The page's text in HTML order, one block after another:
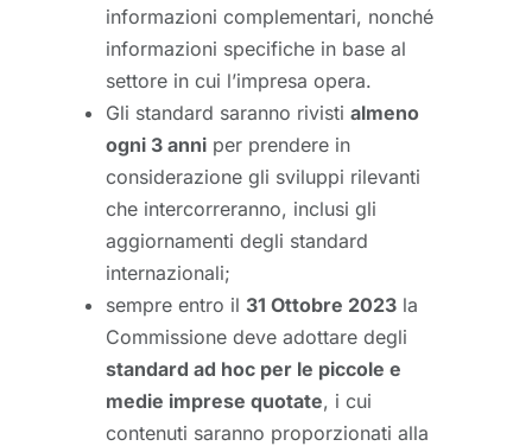
informazioni complementari, nonché
informazioni specifiche in base al
settore in cui l’impresa opera.
Gli standard saranno rivisti almeno
ogni 3 anni per prendere in
considerazione gli sviluppi rilevanti
che intercorreranno, inclusi gli
aggiornamenti degli standard
internazionali;
sempre entro il 31 Ottobre 2023 la
Commissione deve adottare degli
standard ad hoc per le piccole e
medie imprese quotate, i cui
contenuti saranno proporzionati alla